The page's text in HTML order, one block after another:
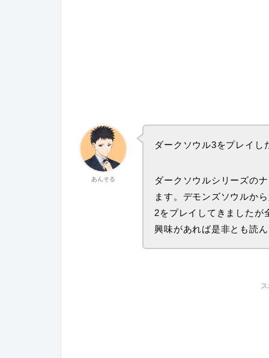
あんそる
ダークソウル3をプレイし
ダークソウルシリーズの
ます。デモンズソウルか
2をプレイしてきましたが
興味があれば是非とも読